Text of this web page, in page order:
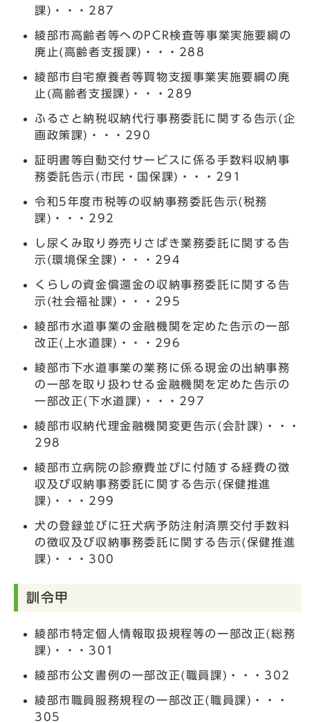
課)・・・287
綾部市高齢者等へのPCR検査等事業実施要綱の
廃止(高齢者支援課)・・・288
綾部市自宅療養者等買物支援事業実施要綱の廃
止(高齢者支援課)・・・289
ふるさと納税収納代行事務委託に関する告示(企
画政策課)・・・290
証明書等自動交付サービスに係る手数料収納事
務委託告示(市民・国保課)・・・291
令和5年度市税等の収納事務委託告示(税務
課)・・・292
し尿くみ取り券売りさばき業務委託に関する告
示(環境保全課)・・・294
くらしの資金償還金の収納事務委託に関する告
示(社会福祉課)・・・295
綾部市水道事業の金融機関を定めた告示の一部
改正(上水道課)・・・296
綾部市下水道事業の業務に係る現金の出納事務
の一部を取り扱わせる金融機関を定めた告示の
一部改正(下水道課)・・・297
綾部市収納代理金融機関変更告示(会計課)・・・
298
綾部市立病院の診療費並びに付随する経費の徴
収及び収納事務委託に関する告示(保健推進
課)・・・299
犬の登録並びに狂犬病予防注射済票交付手数料
の徴収及び収納事務委託に関する告示(保健推進
課)・・・300
訓令甲
綾部市特定個人情報取扱規程等の一部改正(総務
課)・・・301
綾部市公文書例の一部改正(職員課)・・・302
綾部市職員服務規程の一部改正(職員課)・・・
305